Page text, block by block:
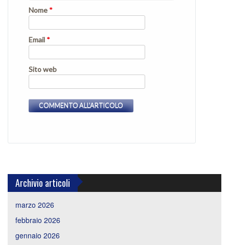
Nome *
Email *
Sito web
Archivio articoli
marzo 2026
febbraio 2026
gennaio 2026